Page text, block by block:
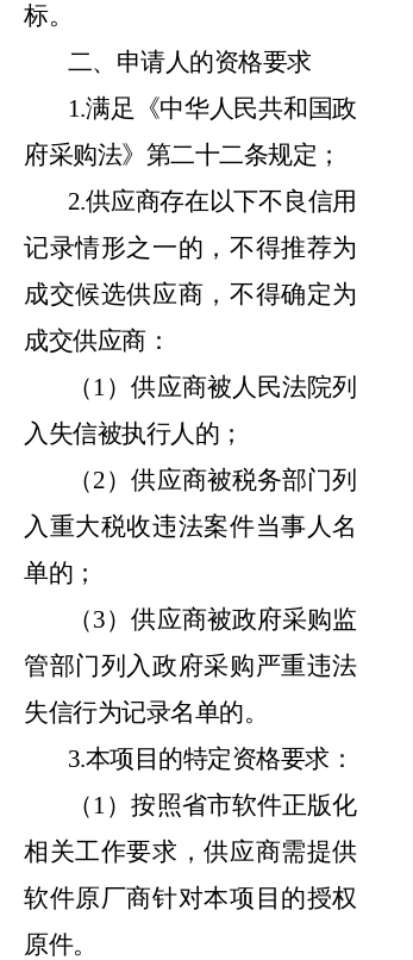
标。
二、申请人的资格要求
1.满足《中华人民共和国政
府采购法》第二十二条规定；
2.供应商存在以下不良信用
记录情形之一的，不得推荐为
成交候选供应商，不得确定为
成交供应商：
（ 1）供应商被人民法院列
入失信被执行人的；
（2）供应商被税务部门列
入重大税收违法案件当事人名
单的；
（3）供应商被政府采购监
管部门列入政府采购严重违法
失信行为记录名单的。
3.本项目的特定资格要求：
（ 1）按照省市软件正版化
相关工作要求，供应商需提供
软件原厂商针对本项目的授权
原件。